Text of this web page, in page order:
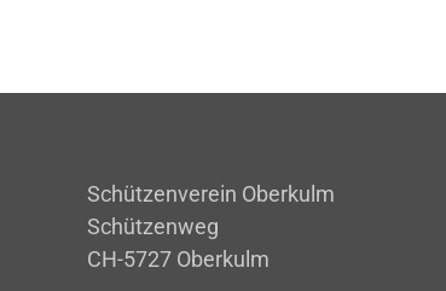
Schützenverein Oberkulm
Schützenweg
CH-5727 Oberkulm